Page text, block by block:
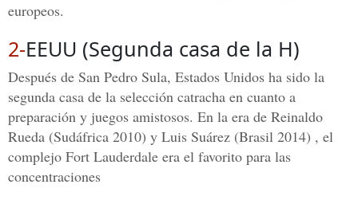
europeos.
2-EEUU (Segunda casa de la H)
Después de San Pedro Sula, Estados Unidos ha sido la
segunda casa de la selección catracha en cuanto a
preparación y juegos amistosos. En la era de Reinaldo
Rueda (Sudáfrica 2010) y Luis Suárez (Brasil 2014) , el
complejo Fort Lauderdale era el favorito para las
concentraciones